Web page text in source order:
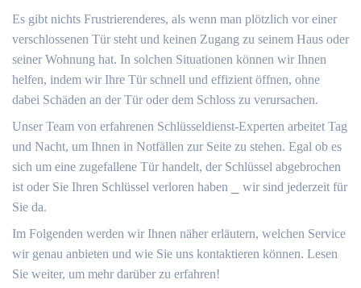
Es gibt nichts Frustrierenderes, als wenn man plötzlich vor einer
verschlossenen Tür steht und keinen Zugang zu seinem Haus oder
seiner Wohnung hat.​ In solchen Situationen können wir Ihnen
helfen, indem wir Ihre Tür schnell und effizient öffnen, ohne
dabei Schäden an der Tür oder dem Schloss zu verursachen.​
Unser Team von erfahrenen Schlüsseldienst-Experten arbeitet Tag
und Nacht, um Ihnen in Notfällen zur Seite zu stehen.​ Egal ob es
sich um eine zugefallene Tür handelt, der Schlüssel abgebrochen
ist oder Sie Ihren Schlüssel verloren haben ⎯ wir sind jederzeit für
Sie da.​
Im Folgenden werden wir Ihnen näher erläutern, welchen Service
wir genau anbieten und wie Sie uns kontaktieren können.​ Lesen
Sie weiter, um mehr darüber zu erfahren!​